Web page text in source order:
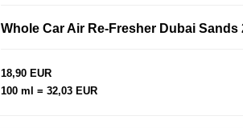
Whole Car Air Re-Fresher Dubai Sands
18,90 EUR
100 ml = 32,03 EUR